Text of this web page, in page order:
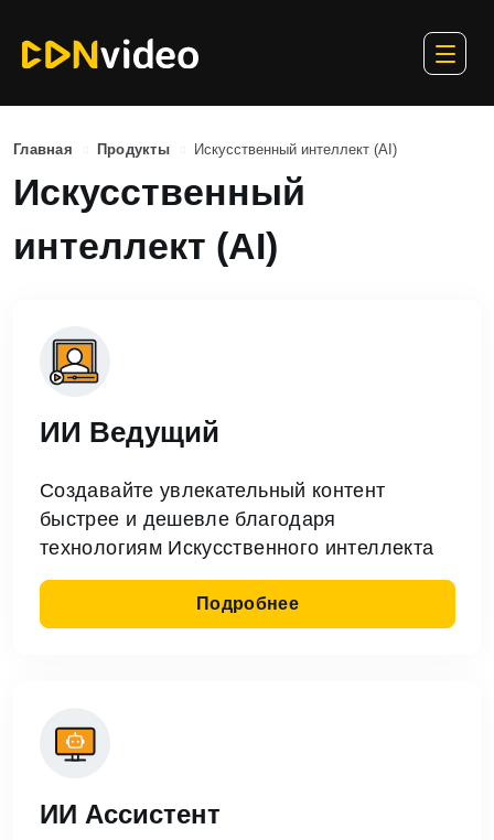
Главная Продукты Искусственный интеллект (AI)
Искусственный
интеллект (AI)
ИИ Ведущий
Создавайте увлекательный контент
быстрее и дешевле благодаря
технологиям Искусственного интеллекта
Подробнее
ИИ Ассистент